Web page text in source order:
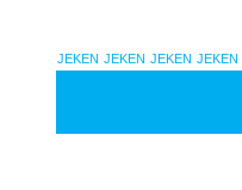
JEKEN JEKEN JEKEN JEKEN